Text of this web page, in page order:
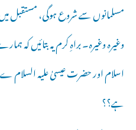
مسلمانوں سے شروع ہوگی، مستقبل
وغیرہ وغیرہ۔ براہِ کرم یہ
اسلام اور حضرت عیسیٰ علیہ السلام ے
ہے؟؟